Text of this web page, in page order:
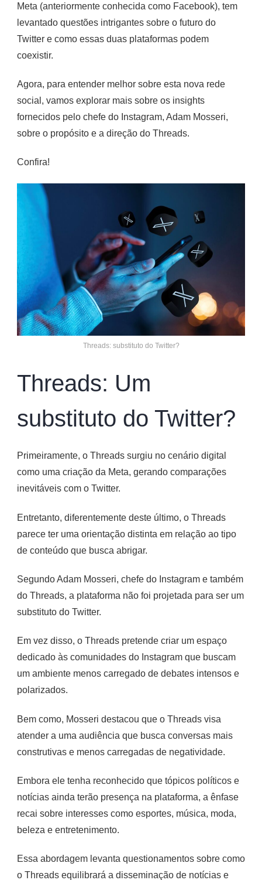
Meta (anteriormente conhecida como Facebook), tem
levantado questões intrigantes sobre o futuro do
Twitter e como essas duas plataformas podem
coexistir.
Agora, para entender melhor sobre esta nova rede
social, vamos explorar mais sobre os insights
fornecidos pelo chefe do Instagram, Adam Mosseri,
sobre o propósito e a direção do Threads.
Confira!
Threads: substituto do Twitter?
Threads: Um
substituto do Twitter?
Primeiramente, o Threads surgiu no cenário digital
como uma criação da Meta, gerando comparações
inevitáveis com o Twitter.
Entretanto, diferentemente deste último, o Threads
parece ter uma orientação distinta em relação ao tipo
de conteúdo que busca abrigar.
Segundo Adam Mosseri, chefe do Instagram e também
do Threads, a plataforma não foi projetada para ser um
substituto do Twitter.
Em vez disso, o Threads pretende criar um espaço
dedicado às comunidades do Instagram que buscam
um ambiente menos carregado de debates intensos e
polarizados.
Bem como, Mosseri destacou que o Threads visa
atender a uma audiência que busca conversas mais
construtivas e menos carregadas de negatividade.
Embora ele tenha reconhecido que tópicos políticos e
notícias ainda terão presença na plataforma, a ênfase
recai sobre interesses como esportes, música, moda,
beleza e entretenimento.
Essa abordagem levanta questionamentos sobre como
o Threads equilibrará a disseminação de notícias e